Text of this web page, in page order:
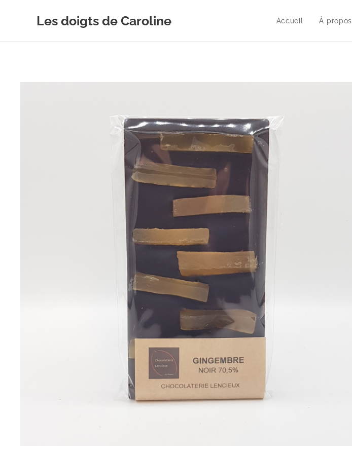
Les doigts de Caroline Accueil À propos